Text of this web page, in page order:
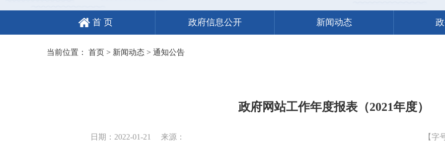
首 页 政府信息公开 新闻动态
当前位置： 首页> 新闻动态> 通知公告
政府网站工作年度报表（2021年度）
日期：2022-01-21 来源： 【字